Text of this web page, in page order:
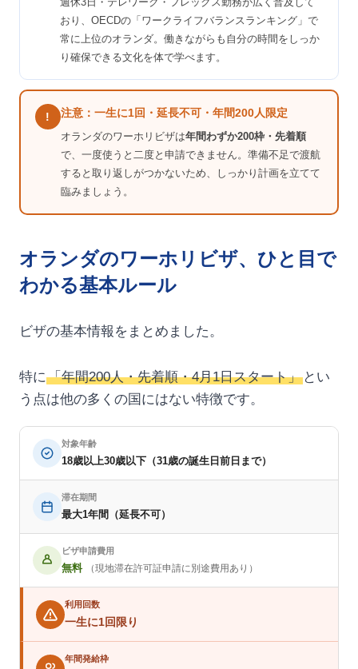
おり、OECDの「ワークライフバランスランキング」で
常に上位のオランダ。働きながらも自分の時間をしっか
り確保できる文化を体で学べます。
! 注意：一生に1回・延長不可・年間200人限定
オランダのワーホリビザは年間わずか200枠・先着順
で、一度使うと二度と申請できません。準備不足で渡航
すると取り返しがつかないため、しっかり計画を立てて
臨みましょう。
オランダのワーホリビザ、ひと目で
わかる基本ルール
ビザの基本情報をまとめました。
特に「年間200人・先着順・4月1日スタート」とい
う点は他の多くの国にはない特徴です。
対象年齢
18歳以上30歳以下（31歳の誕生日前日まで）
滞在期間
最大1年間（延長不可）
ビザ申請費用
無料 （現地滞在許可証申請に別途費用あり）
利用回数
一生に1回限り
年間発給枠